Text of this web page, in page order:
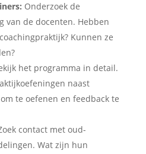
Onderzoek de
van de docenten. Hebben
Kunnen ze
het programma in detail.
naast
te oefenen en feedback te
contact met oud-
Wat zijn hun